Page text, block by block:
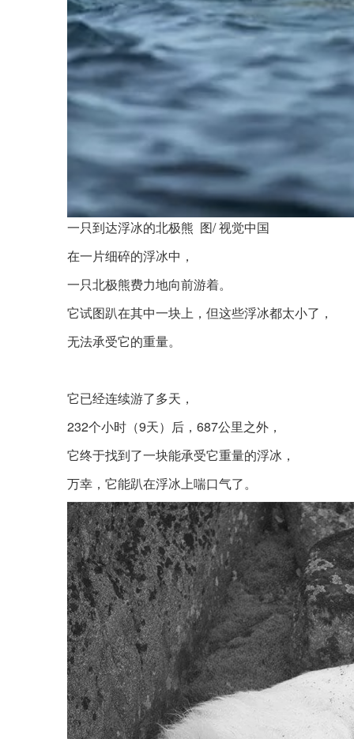
一只到达浮冰的北极熊 图/ 视觉中国
在一片细碎的浮冰中，
一只北极熊费力地向前游着。
它试图趴在其中一块上，但这些浮冰都太小了，
无法承受它的重量。
它已经连续游了多天，
232个小时（9天）后，687公里之外，
它终于找到了一块能承受它重量的浮冰，
万幸，它能趴在浮冰上喘口气了。